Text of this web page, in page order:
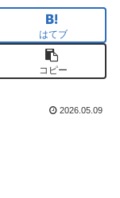
はてブ
コピー
2026.05.09